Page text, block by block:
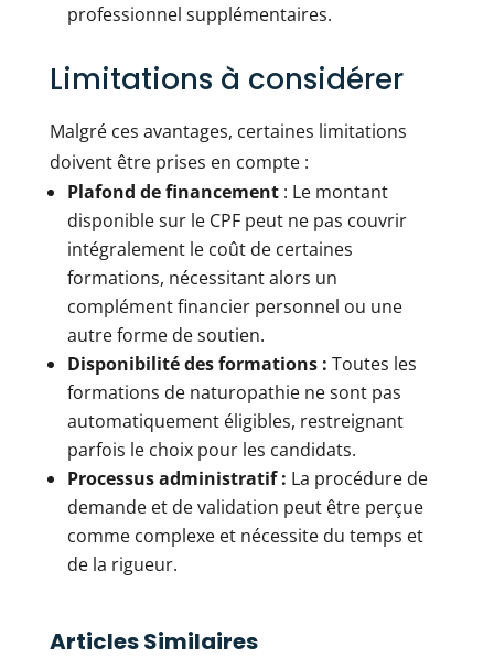
professionnel supplémentaires.
Limitations à considérer
Malgré ces avantages, certaines limitations
doivent être prises en compte :
Plafond de financement: Le montant
disponible sur le CPF peut ne pas couvrir
intégralement le coût de certaines
formations, nécessitant alors un
complément financier personnel ou une
autre forme de soutien.
Disponibilité des formations : Toutes les
formations de naturopathie ne sont pas
automatiquement éligibles, restreignant
parfois le choix pour les candidats.
Processus administratif : La procédure de
demande et de validation peut être perçue
comme complexe et nécessite du temps et
de la rigueur.
Articles Similaires